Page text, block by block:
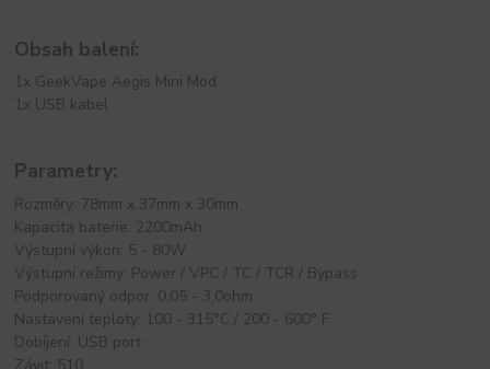
Obsah balení:
1x GeekVape Aegis Mini Mod
1x USB kabel
Parametry:
Rozměry: 78mm x 37mm x 30mm
Kapacita baterie: 2200mAh
Výstupní výkon: 5 - 80W
Výstupní režimy: Power / VPC / TC / TCR / Bypass
Podporovaný odpor: 0,05 - 3,0ohm
Nastavení teploty: 100 - 315°C / 200 - 600° F
Dobíjení: USB port
Závit: 510